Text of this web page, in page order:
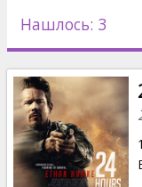
Новости
Подарки
Нашлось: 3